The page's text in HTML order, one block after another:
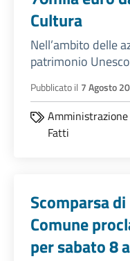
Cultura
Nell’ambito delle
patrimonio Unesco
Pubblicato il 7 Agosto
Amministrazione
Fatti
Scomparsa
Comune
per sabato 8